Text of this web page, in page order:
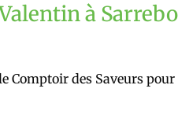
à
Comptoir des Saveurs